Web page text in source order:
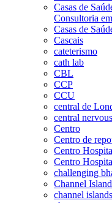
Casas de
Consultoria
Casas de
Cascais
cateterismo
cath lab
CBL
CCP
CCU
central de
central
Centro
Centro de
Centro
Centro
challenging
Channel Island
channel islands